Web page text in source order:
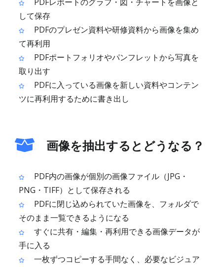
して保存
PDFのプレゼン資料や研修資料から画像を集め
て再利用
PDFポートフォリオやパンフレットから写真を
取り出す
PDFに入っている画像を新しい資料やコンテン
ツに再利用するために書き出し
画像を抽出するとどうなる？
PDF内の画像が個別の画像ファイル（JPG・
PNG・TIFF）として保存される
PDFに閉じ込められていた画像を、フォルダで
そのまま一覧できるようになる
すぐに共有・編集・再利用できる画像データが
手に入る
一枚ずつコピーする手間なく、必要なビジュア